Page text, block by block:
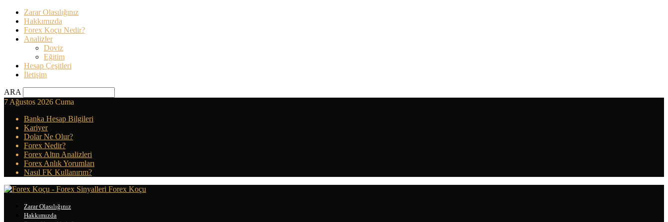
Zarar Olasılığınız
Hakkımızda
Forex Koçu Nedir?
Analizler
Doviz
Eğitim
Hesap Çeşitleri
İletişim
ARA
7 Ağustos 2026 Cuma
Banka Hesap Bilgileri
Kariyer
Dolar Ne Olur?
Forex Nedir?
Forex Altın Analizleri
Forex Anlık Yorumları
Nasıl FK Kullanırım?
Forex Koçu
Zarar Olasılığınız
Hakkımızda